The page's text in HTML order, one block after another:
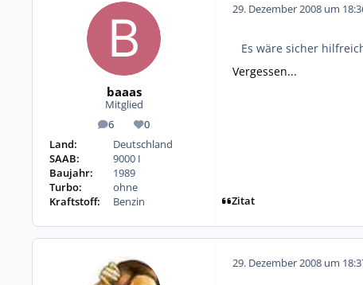
baaas
Mitglied
6
Beiträge0
Reputation
Land:
Deutschland
SAAB:
9000 I
Baujahr:
1989
Turbo:
ohne
Kraftstoff:
Benzin
29. Dezember 2008 um
Es wäre sicher
Vergessen...
Zitat
29. Dezember 2008 um